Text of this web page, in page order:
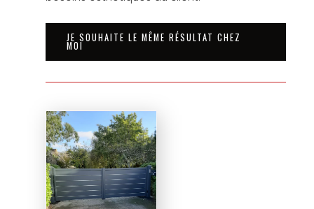
JE SOUHAITE LE MÊME RÉSULTAT CHEZ
MOI